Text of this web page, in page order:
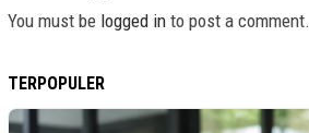
You must be logged in to post a comment.
TERPOPULER